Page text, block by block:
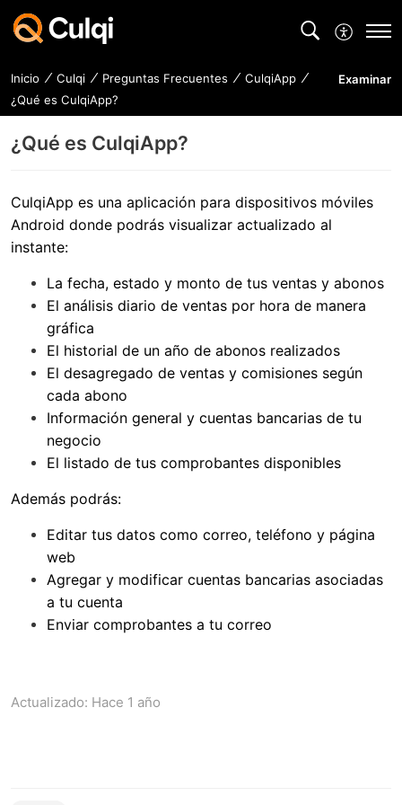
Inicio Culqi Preguntas Frecuentes
CulqiApp
¿Qué es CulqiApp?
Examinar
¿Qué es CulqiApp?
CulqiApp es una aplicación para dispositivos móviles
Android donde podrás visualizar actualizado al
instante:
La fecha, estado y monto de tus ventas y abonos
El análisis diario de ventas por hora de manera
gráfica
El historial de un año de abonos realizados
El desagregado de ventas y comisiones según
cada abono
Información general y cuentas bancarias de tu
negocio
El listado de tus comprobantes disponibles
Además podrás:
Editar tus datos como correo, teléfono y página
web
Agregar y modificar cuentas bancarias asociadas
a tu cuenta
Enviar comprobantes a tu correo
Actualizado: Hace 1 año